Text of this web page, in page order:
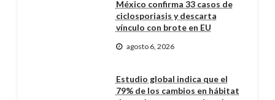
México confirma 33 casos de
ciclosporiasis y descarta
vínculo con brote en EU
agosto 6, 2026
Estudio global indica que el
79% de los cambios en hábitat